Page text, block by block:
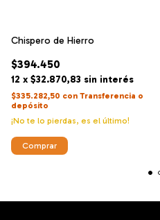
Chispero de Hierro
$394.450
12 x $32.870,83 sin interés
$335.282,50 con Transferencia o
depósito
¡No te lo pierdas, es el último!